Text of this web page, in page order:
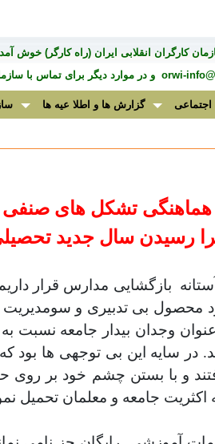
کارگران انقلابی ايران (راه کارگر) خوش
orwi- و در موارد ديگر برای تماس با
اجتماعی گزارش ها و اطلا عیه ها
هماهنگی تشکل های صنفى
رسیدن سال جدید تحصیلی٩٧-
بازگشایی مدارس قرار
محصول بی تدبیری و
وجدان بیدار جامعه نسبت
و با بستن چشم خود بر روی
اکثریت جامعه و معلمان تحمیل